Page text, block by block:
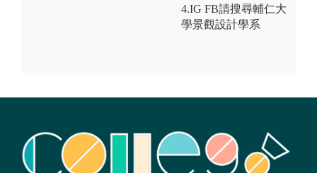
4.IG FB請搜尋輔仁大
學景觀設計學系